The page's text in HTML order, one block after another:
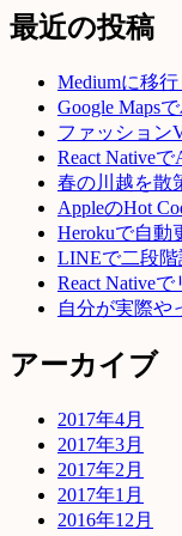
最近の投稿
Mediumに移
Google Maps
ファッション
React Native
春の川越を散
AppleのHot
Herokuで自動
LINEで二段
React Native
自分が実際や
アーカイブ
2017年4月
2017年3月
2017年2月
2017年1月
2016年12月